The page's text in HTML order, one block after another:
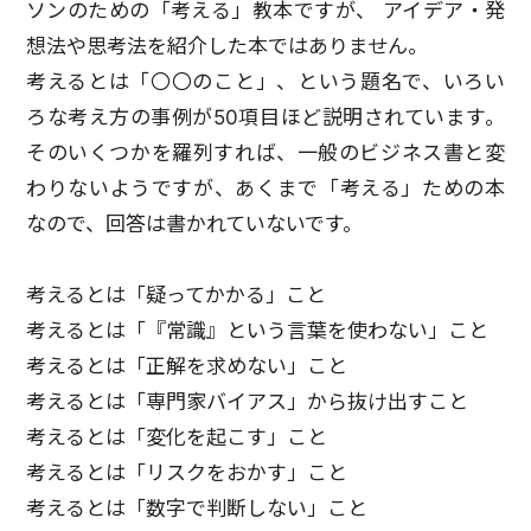
ソンのための「考える」教本ですが、 アイデア・発
想法や思考法を紹介した本ではありません。
考えるとは「〇〇のこと」、という題名で、いろい
ろな考え方の事例が50項目ほど説明されています。
そのいくつかを羅列すれば、一般のビジネス書と変
わりないようですが、あくまで「考える」ための本
なので、回答は書かれていないです。
考えるとは「疑ってかかる」こと
考えるとは「『常識』という言葉を使わない」こと
考えるとは「正解を求めない」こと
考えるとは「専門家バイアス」から抜け出すこと
考えるとは「変化を起こす」こと
考えるとは「リスクをおかす」こと
考えるとは「数字で判断しない」こと